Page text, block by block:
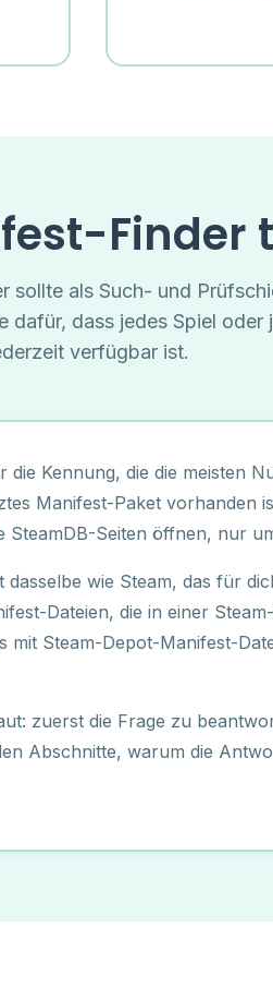
sollte als Such- und
dafür, dass jedes Spiel oder
verfügbar ist.
Kennung, die die meisten
Manifest-Paket vorhanden
Seiten öffnen, nur
wie Steam, das für
Dateien, die in einer
Steam-Depot-Manifest-
zuerst die Frage zu
Abschnitte, warum die